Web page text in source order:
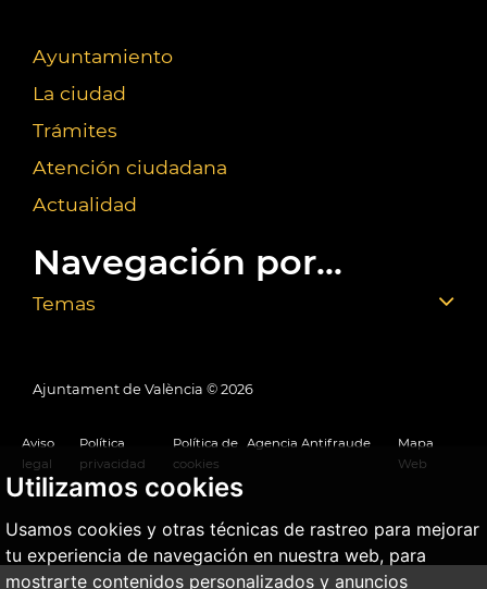
Utilizamos cookies
Usamos cookies y otras técnicas de rastreo para mejorar
tu experiencia de navegación en nuestra web, para
mostrarte contenidos personalizados y anuncios
Ayuntamiento
La ciudad
Trámites
Atención ciudadana
Actualidad
Navegación por...
Temas
Ajuntament de València © 2026
Aviso
legal
Política
privacidad
Política de
cookies
Agencia Antifraude
Mapa
Web